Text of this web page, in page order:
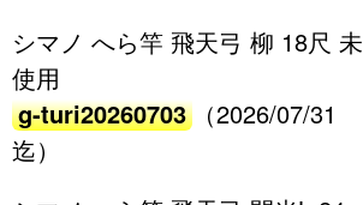
シマノ へら竿 飛天弓 柳 18尺 未
使用
g-turi20260703
（2026/07/31
迄）